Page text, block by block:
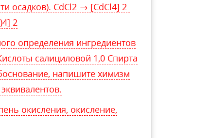
осадков). CdCl2 → [CdCl4] 2-
2
определения ингредиентов
салициловой 1,0 Спирта
напишите химизм
окисления, окисление,